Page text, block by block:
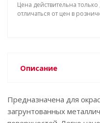
Цена действительна
отличаться от цен в
Описание
Предназначена для
загрунтованных